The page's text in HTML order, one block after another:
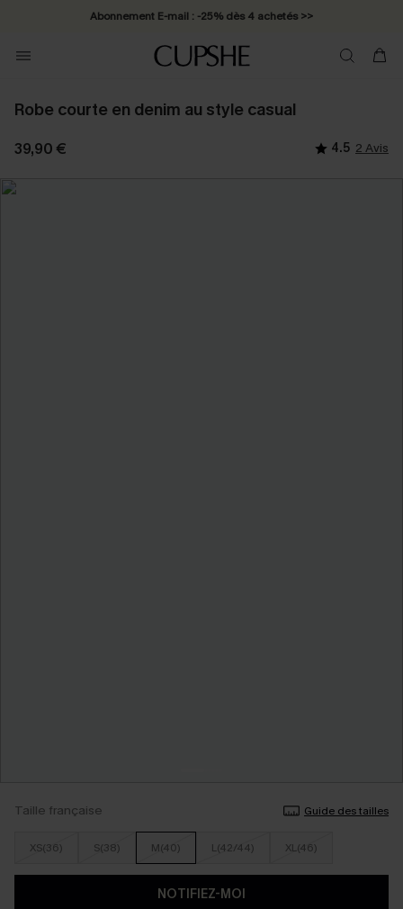
Abonnement E-mail : -25% dès 4 achetés >>
Robe courte en denim au style casual
39,90 € 4.5 2 Avis
Taille française Guide des tailles
XS(36) S(38) M(40) L(42/44) XL(46)
NOTIFIEZ-MOI